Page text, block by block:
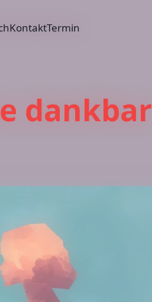
KontaktTermin
dankbar